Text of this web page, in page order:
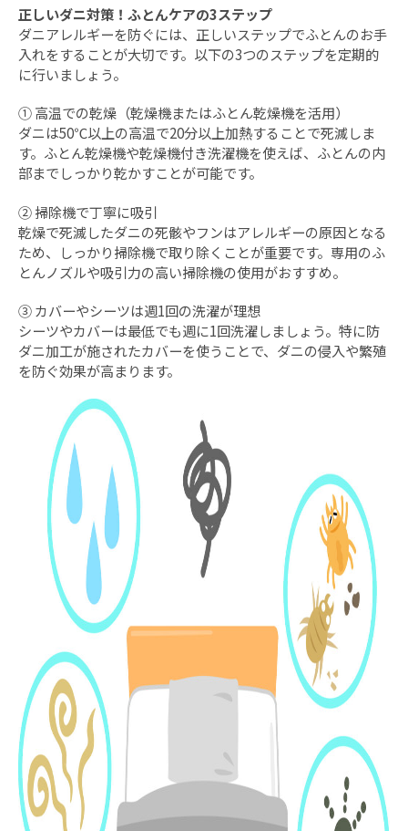
正しいダニ対策！ふとんケアの3ステップ
ダニアレルギーを防ぐには、正しいステップでふとんのお手
入れをすることが大切です。以下の3つのステップを定期的
に行いましょう。
① 高温での乾燥（乾燥機またはふとん乾燥機を活用）
ダニは50℃以上の高温で20分以上加熱することで死滅しま
す。ふとん乾燥機や乾燥機付き洗濯機を使えば、ふとんの内
部までしっかり乾かすことが可能です。
② 掃除機で丁寧に吸引
乾燥で死滅したダニの死骸やフンはアレルギーの原因となる
ため、しっかり掃除機で取り除くことが重要です。専用のふ
とんノズルや吸引力の高い掃除機の使用がおすすめ。
③ カバーやシーツは週1回の洗濯が理想
シーツやカバーは最低でも週に1回洗濯しましょう。特に防
ダニ加工が施されたカバーを使うことで、ダニの侵入や繁殖
を防ぐ効果が高まります。